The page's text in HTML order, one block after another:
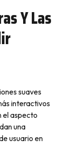
Y Las
suaves
interactivos
el aspecto
una
usuario en